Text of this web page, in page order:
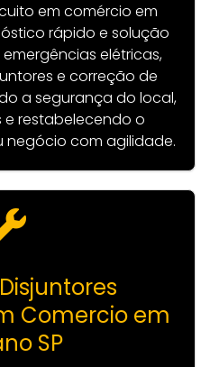
em comércio em
rápido e solução
elétricas,
e correção de
a segurança do local,
restabelecendo o
com agilidade.
Comercio em
SP